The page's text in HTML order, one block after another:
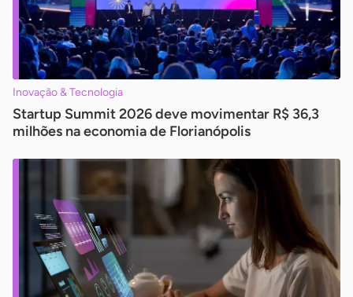
Inovação & Tecnologia
Startup Summit 2026 deve movimentar R$ 36,3
milhões na economia de Florianópolis